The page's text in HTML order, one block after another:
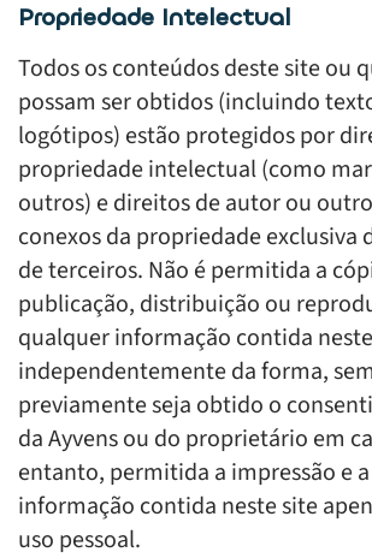
Propriedade Intelectual
Todos os conteúdos deste site ou
possam ser obtidos (incluindo
logótipos) estão protegidos por
propriedade intelectual (como
outros) e direitos de autor ou
conexos da propriedade exclusiva
de terceiros. Não é permitida a
publicação, distribuição ou
qualquer informação contida
independentemente da forma,
previamente seja obtido o
da Ayvens ou do proprietário em
entanto, permitida a impressão e
informação contida neste site
uso pessoal.